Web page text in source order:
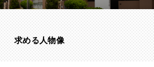
求める人物像